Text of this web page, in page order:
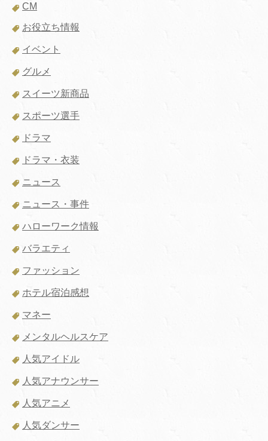
CM
お役立ち情報
イベント
グルメ
スイーツ新商品
スポーツ選手
ドラマ
ドラマ・衣装
ニュース
ニュース・事件
ハローワーク情報
バラエティ
ファッション
ホテル宿泊感想
マネー
メンタルヘルスケア
人気アイドル
人気アナウンサー
人気アニメ
人気ダンサー